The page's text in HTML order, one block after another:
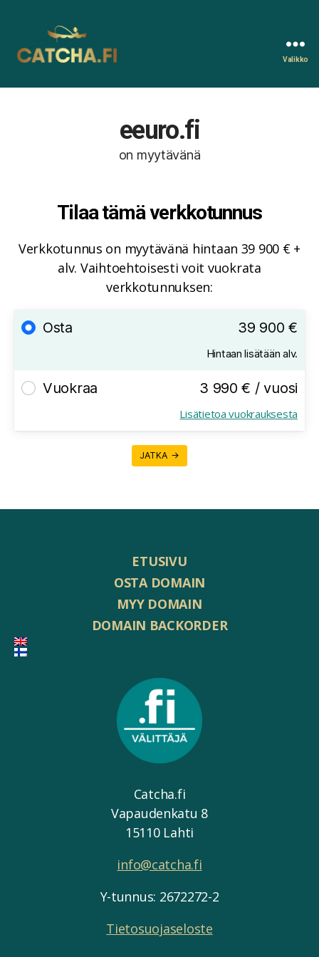
Valikko
eeuro.fi
on myytävänä
Tilaa tämä verkkotunnus
Verkkotunnus on myytävänä hintaan 39 900 € +
alv. Vaihtoehtoisesti voit vuokrata
verkkotunnuksen:
Osta 39 900 €
Hintaan lisätään alv.
Vuokraa 3 990 € / vuosi
Lisätietoa vuokrauksesta
JATKA →
ETUSIVU
OSTA DOMAIN
MYY DOMAIN
DOMAIN BACKORDER
Catcha.fi
Vapaudenkatu 8
15110 Lahti
info@catcha.fi
Y-tunnus: 2672272-2
Tietosuojaseloste